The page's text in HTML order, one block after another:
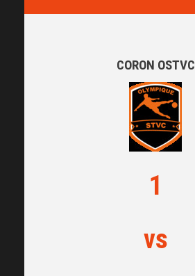
CORON OSTVC
1
vs